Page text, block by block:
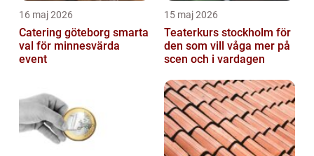
16 maj 2026
Catering göteborg smarta
val för minnesvärda
event
15 maj 2026
Teaterkurs stockholm för
den som vill våga mer på
scen och i vardagen